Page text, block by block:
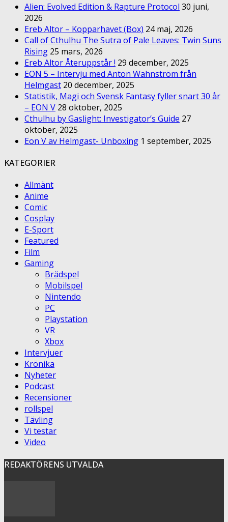
Alien: Evolved Edition & Rapture Protocol 30 juni,
2026
Ereb Altor – Kopparhavet (Box) 24 maj, 2026
Call of Cthulhu The Sutra of Pale Leaves: Twin Suns
Rising 25 mars, 2026
Ereb Altor Återuppstår ! 29 december, 2025
EON 5 – Intervju med Anton Wahnström från
Helmgast 20 december, 2025
Statistik, Magi och Svensk Fantasy fyller snart 30 år
– EON V 28 oktober, 2025
Cthulhu by Gaslight: Investigator’s Guide 27
oktober, 2025
Eon V av Helmgast- Unboxing 1 september, 2025
KATEGORIER
Allmänt
Anime
Comic
Cosplay
E-Sport
Featured
Film
Gaming
Brädspel
Mobilspel
Nintendo
PC
Playstation
VR
Xbox
Intervjuer
Krönika
Nyheter
Podcast
Recensioner
rollspel
Tävling
Vi testar
Video
REDAKTÖRENS UTVALDA